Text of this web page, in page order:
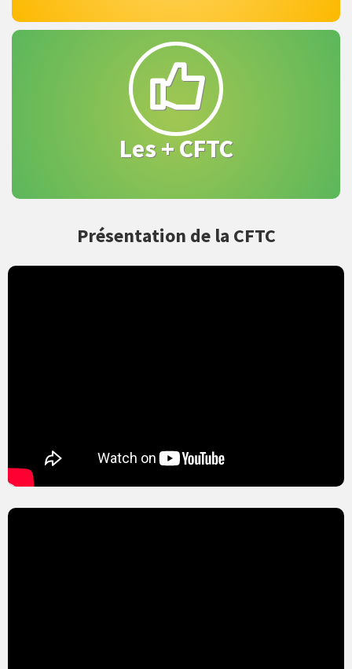
Les + CFTC
Avantages Culture Loisirs
Service juridique
Protection Mutuelle et Familiale
Présentation de la CFTC